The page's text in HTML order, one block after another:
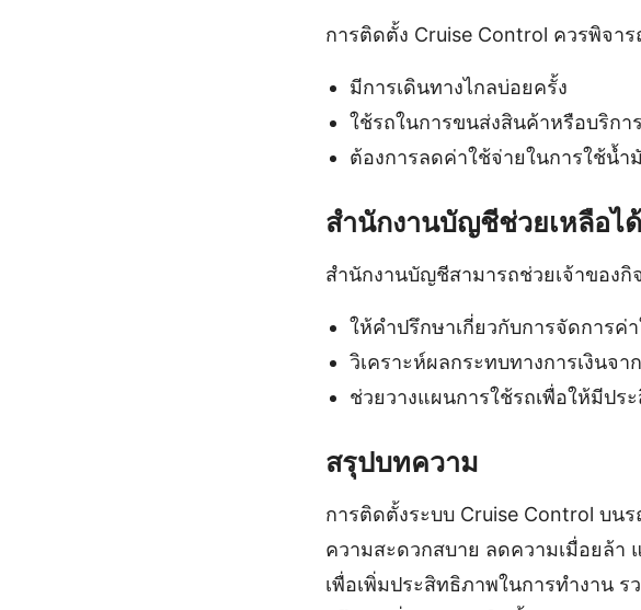
การติดตั้ง Cruise Control ควรพิจา
มีการเดินทางไกลบ่อยครั้ง
ใช้รถในการขนส่งสินค้าหรือบริกา
ต้องการลดค่าใช้จ่ายในการใช้น้ำ
สำนักงานบัญชีช่วยเหลือไ
สำนักงานบัญชีสามารถช่วยเจ้าของกิ
ให้คำปรึกษาเกี่ยวกับการจัดการค่
วิเคราะห์ผลกระทบทางการเงินจ
ช่วยวางแผนการใช้รถเพื่อให้มีปร
สรุปบทความ
การติดตั้งระบบ Cruise Control บน
ความสะดวกสบาย ลดความเมื่อยล้า
เพื่อเพิ่มประสิทธิภาพในการทำงาน